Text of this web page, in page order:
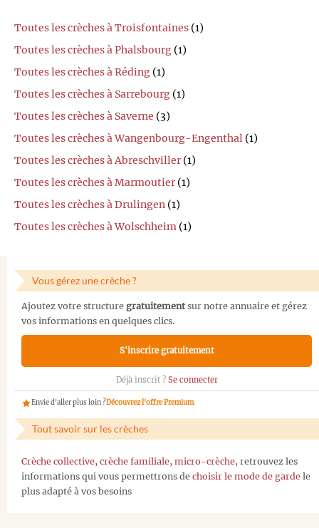
Toutes les crèches à Troisfontaines (1)
Toutes les crèches à Phalsbourg (1)
Toutes les crèches à Réding (1)
Toutes les crèches à Sarrebourg (1)
Toutes les crèches à Saverne (3)
Toutes les crèches à Wangenbourg-Engenthal (1)
Toutes les crèches à Abreschviller (1)
Toutes les crèches à Marmoutier (1)
Toutes les crèches à Drulingen (1)
Toutes les crèches à Wolschheim (1)
Vous gérez une crèche ?
Ajoutez votre structure gratuitementsur notre annuaire et gérez
vos informations en quelques clics.
S'inscrire gratuitement
Déjà inscrit ? Se connecter
Envie d'aller plus loin ?Découvrez l'offre Premium
Tout savoir sur les crèches
Crèche collective, crèche familiale, micro-crèche, retrouvez les
informations qui vous permettrons de choisir le mode de garde le
plus adapté à vos besoins